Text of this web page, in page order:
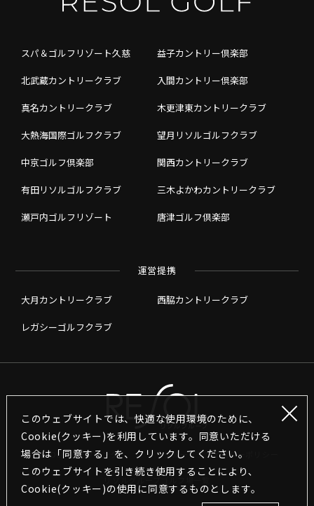
このウェブサイトでは、快適な使用環境のために、
Cookie(クッキー)を利用しています。同意いただける
場合は「同意する」を、クリックしてください。
このウェブサイトを引き続き使用することにより､
Cookie(クッキー)の使用に同意するものとします｡
スパ＆ゴルフリゾート久慈 益子カントリー倶楽部
北武蔵カントリークラブ 入間カントリー倶楽部
真名カントリークラブ 木更津東カントリークラブ
大熱海国際ゴルフクラブ 望月リソルゴルフクラブ
中京ゴルフ倶楽部 関西カントリークラブ
有田リソルゴルフクラブ 三木よかわカントリークラブ
瀬戸内ゴルフリゾート 唐津ゴルフ倶楽部
運営提携
大月カントリークラブ 西脇カントリークラブ
レガシーゴルフクラブ
RESOLグループリンク グループプライバシーポリシー